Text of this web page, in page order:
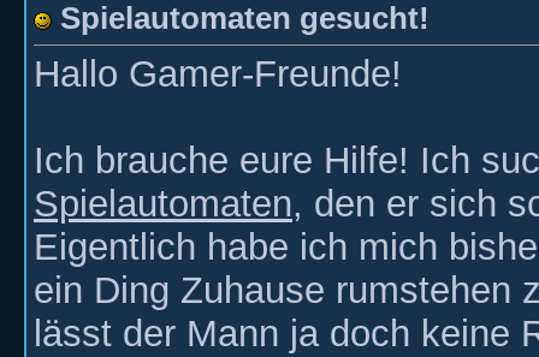
Spielautomaten gesucht!
Hallo Gamer-Freunde!
Ich brauche eure Hilfe! Ich
Spielautomaten, den er sich
Eigentlich habe ich mich
ein Ding Zuhause rumstehen
lässt der Mann ja doch keine